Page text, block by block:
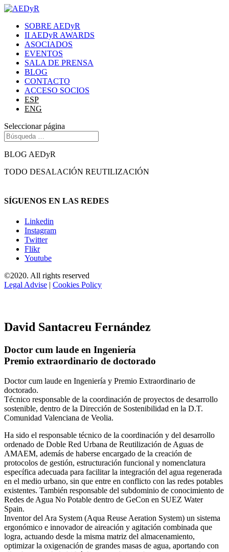
SOBRE AEDyR
II AEDyR AWARDS
ASOCIADOS
EVENTOS
SALA DE PRENSA
BLOG
CONTACTO
ACCESO SOCIOS
ESP
ENG
Seleccionar página
BLOG AEDyR
TODO DESALACIÓN REUTILIZACIÓN
SÍGUENOS EN LAS REDES
Linkedin
Instagram
Twitter
Flikr
Youtube
©2020. All rights reserved
Legal Advise | Cookies Policy
David Santacreu Fernández
Doctor cum laude en Ingeniería
Premio extraordinario de doctorado
Doctor cum laude en Ingeniería y Premio Extraordinario de
doctorado.
Técnico responsable de la coordinación de proyectos de desarrollo
sostenible, dentro de la Dirección de Sostenibilidad en la D.T.
Comunidad Valenciana de Veolia.
Ha sido el responsable técnico de la coordinación y del desarrollo
ordenado de Doble Red Urbana de Reutilización de Aguas de
AMAEM, además de haberse encargado de la creación de
protocolos de gestión, estructuración funcional y nomenclatura
específica adecuada para facilitar la integración del agua regenerada
en el medio urbano, sin que entre en conflicto con las redes potables
existentes. También responsable del subdominio de conocimiento de
Redes de Agua No Potable dentro de GeCon en SUEZ Water
Spain.
Inventor del Ara System (Aqua Reuse Aeration System) un sistema
ergonómico e innovador de aireación y agitación combinada que
logra, actuando desde la misma matriz del almacenamiento,
optimizar la oxigenación de grandes masas de agua, aportando con